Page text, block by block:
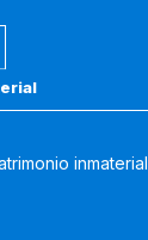
inmaterial